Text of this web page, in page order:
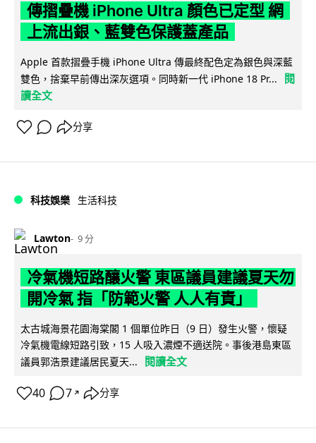
傳摺疊機 iPhone Ultra 顏色已定型 網
上流出銀、藍雙色保護蓋產品
Apple 首款摺疊手機 iPhone Ultra 傳最終配色定為銀色與深藍
雙色，捨棄早前傳出深灰選項。同時新一代 iPhone 18 Pr...
閱
讀全文
分享
科技娛樂 生活科技
Lawton 9 分
冷氣機短路釀火警 東區議員建議夏天勿
開冷氣 指「防範火警 人人有責」
太古城海景花園海棠閣 1 個單位昨日（9 日）發生火警，懷疑
冷氣機電線短路引致，15 人吸入濃煙不適送院。事後港島東區
議員郭浩景建議居民夏天...
閱讀全文
40 7 ↗ 分享